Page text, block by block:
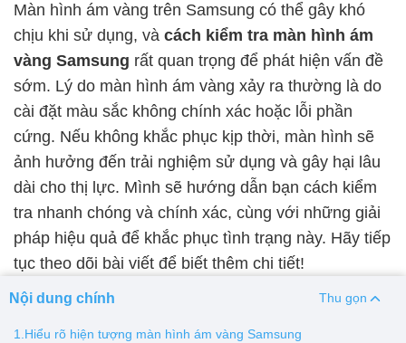
Màn hình Vsmart Màn hình Google Pixel
Thay pin
Pin iPhone Pin Samsumg Pin Oppo Pin Xiaomi
Pin Realme
Thay vỏ
Vỏ iPhone Vỏ Samsung Vỏ Xiaomi Vỏ Oppo
Vỏ Huawei Vỏ Vivo
Màn hình ám vàng trên Samsung có thể gây khó
chịu khi sử dụng, và cách kiểm tra màn hình ám
vàng Samsung rất quan trọng để phát hiện vấn đề
sớm. Lý do màn hình ám vàng xảy ra thường là do
cài đặt màu sắc không chính xác hoặc lỗi phần
cứng. Nếu không khắc phục kịp thời, màn hình sẽ
ảnh hưởng đến trải nghiệm sử dụng và gây hại lâu
dài cho thị lực. Mình sẽ hướng dẫn bạn cách kiểm
tra nhanh chóng và chính xác, cùng với những giải
pháp hiệu quả để khắc phục tình trạng này. Hãy tiếp
tục theo dõi bài viết để biết thêm chi tiết!
Nội dung chính Thu gọn
1.Hiểu rõ hiện tượng màn hình ám vàng Samsung